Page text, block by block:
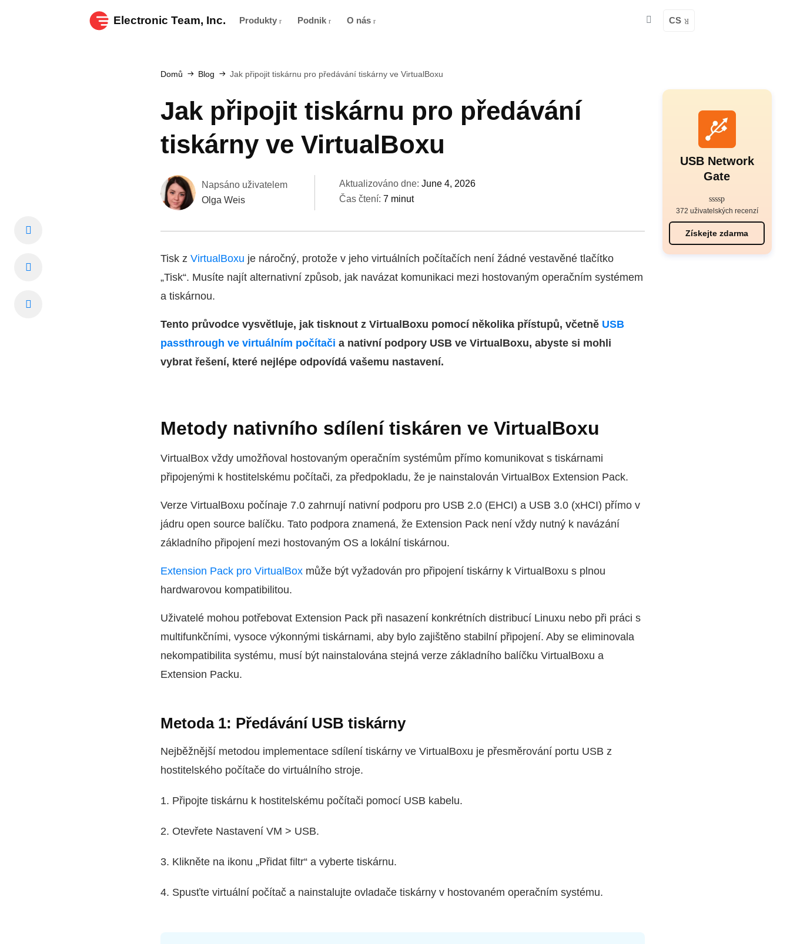
Electronic Team, Inc. Produkty Podnik O nás CS
Domů Blog Jak připojit tiskárnu pro předávání tiskárny ve VirtualBoxu
Jak připojit tiskárnu pro předávání
tiskárny ve VirtualBoxu
Napsáno uživatelem
Olga Weis
Aktualizováno dne: June 4, 2026
Čas čtení: 7 minut
Tisk z VirtualBoxu je náročný, protože v jeho virtuálních počítačích není žádné vestavěné tlačítko
„Tisk“. Musíte najít alternativní způsob, jak navázat komunikaci mezi hostovaným operačním systémem
a tiskárnou.
Tento průvodce vysvětluje, jak tisknout z VirtualBoxu pomocí několika přístupů, včetně USB
passthrough ve virtuálním počítači a nativní podpory USB ve VirtualBoxu, abyste si mohli
vybrat řešení, které nejlépe odpovídá vašemu nastavení.
Metody nativního sdílení tiskáren ve VirtualBoxu
VirtualBox vždy umožňoval hostovaným operačním systémům přímo komunikovat s tiskárnami
připojenými k hostitelskému počítači, za předpokladu, že je nainstalován VirtualBox Extension Pack.
Verze VirtualBoxu počínaje 7.0 zahrnují nativní podporu pro USB 2.0 (EHCI) a USB 3.0 (xHCI) přímo v
jádru open source balíčku. Tato podpora znamená, že Extension Pack není vždy nutný k navázání
základního připojení mezi hostovaným OS a lokální tiskárnou.
Extension Pack pro VirtualBox může být vyžadován pro připojení tiskárny k VirtualBoxu s plnou
hardwarovou kompatibilitou.
Uživatelé mohou potřebovat Extension Pack při nasazení konkrétních distribucí Linuxu nebo při práci s
multifunkčními, vysoce výkonnými tiskárnami, aby bylo zajištěno stabilní připojení. Aby se eliminovala
nekompatibilita systému, musí být nainstalována stejná verze základního balíčku VirtualBoxu a
Extension Packu.
Metoda 1: Předávání USB tiskárny
Nejběžnější metodou implementace sdílení tiskárny ve VirtualBoxu je přesměrování portu USB z
hostitelského počítače do virtuálního stroje.
1. Připojte tiskárnu k hostitelskému počítači pomocí USB kabelu.
2. Otevřete Nastavení VM > USB.
3. Klikněte na ikonu „Přidat filtr“ a vyberte tiskárnu.
4. Spusťte virtuální počítač a nainstalujte ovladače tiskárny v hostovaném operačním systému.
USB Network
Gate
372 uživatelských recenzí
Získejte zdarma